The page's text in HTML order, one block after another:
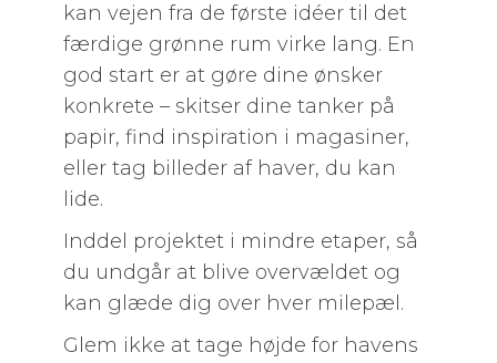
kan vejen fra de første idéer til det
færdige grønne rum virke lang. En
god start er at gøre dine ønsker
konkrete – skitser dine tanker på
papir, find inspiration i magasiner,
eller tag billeder af haver, du kan
lide.
Inddel projektet i mindre etaper, så
du undgår at blive overvældet og
kan glæde dig over hver milepæl.
Glem ikke at tage højde for havens